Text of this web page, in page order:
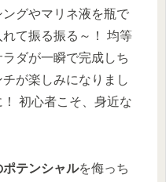
グやマリネ液を瓶で
て振る振る～！ 均等
ダが一瞬で完成しち
が楽しみになりまし
初心者こそ、身近な
テンシャルを侮っち